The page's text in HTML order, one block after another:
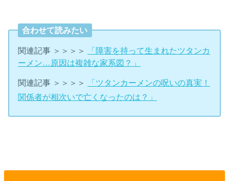
合わせて読みたい
関連記事 ＞＞＞＞
「障害を持って生まれたツタンカ
ーメン…原因は複雑な家系図？」
関連記事 ＞＞＞＞
「ツタンカーメンの呪いの真実！
関係者が相次いで亡くなったのは？」